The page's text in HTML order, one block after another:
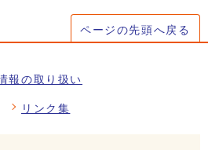
ページの先頭へ戻る
報の取り扱い
リンク集